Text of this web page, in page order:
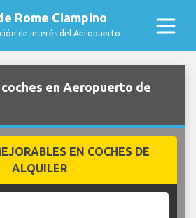
Rome Ciampino
de interés del Aeropuerto
en Aeropuerto de
EN COCHES DE
ALQUILER